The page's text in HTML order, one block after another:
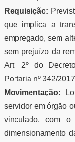
Requisição:
que implica a
empregado, sem
sem prejuízo da
Art. 2º do
Portaria nº 342/
Movimentação:
servidor em órgão
vinculado, com o
dimensionamento